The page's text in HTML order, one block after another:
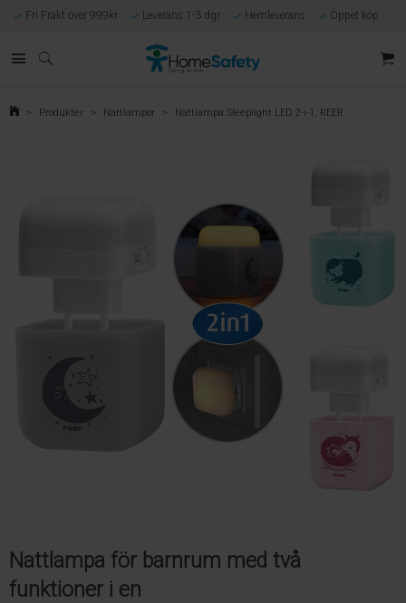
Fri Frakt över 999kr Leverans 1-3 dgr Hemleverans Öppet köp
Egen tillverkning
> Produkter > Nattlampor > Nattlampa Sleeplight LED 2-i-1, REER
Nattlampa för barnrum med två
funktioner i en